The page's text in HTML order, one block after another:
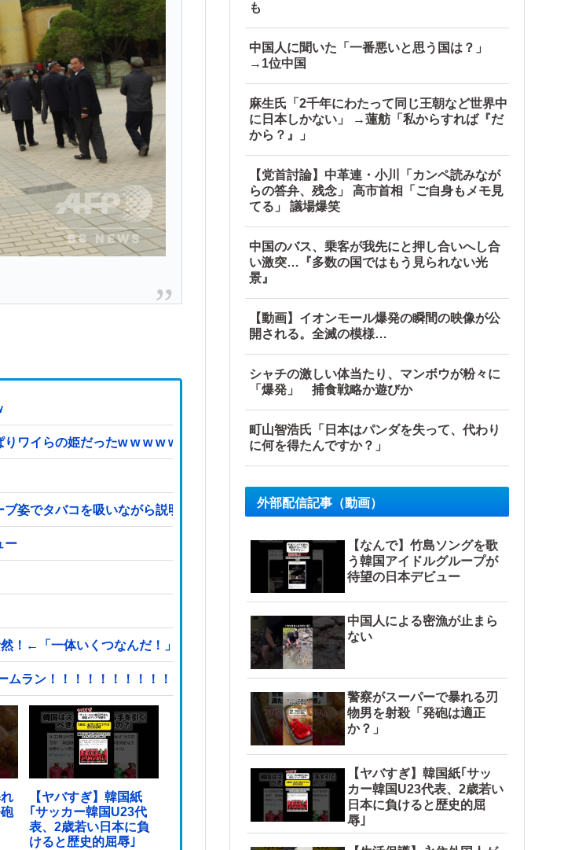
ワイらの姫だったw w w w w w w w w w
姿でタバコを吸いながら説明 県が聞き取りへ
ー
！←「一体いくつなんだ！」（海外の反応）
ムラン！！！！！！！！！！！！！！！他
【ヤバすぎ】韓国紙
｢サッカー韓国U23代
表、2歳若い日本に負
けると歴史的屈辱｣
も
中国人に聞いた「一番悪いと思う国は？」
→1位中国
麻生氏「2千年にわたって同じ王朝など世界中
に日本しかない」 →蓮舫「私からすれば『だ
から？』」
【党首討論】中革連・小川「カンペ読みなが
らの答弁、残念」 高市首相「ご自身もメモ見
てる」 議場爆笑
中国のバス、乗客が我先にと押し合いへし合
い激突…『多数の国ではもう見られない光
景』
【動画】イオンモール爆発の瞬間の映像が公
開される。全滅の模様…
シャチの激しい体当たり、マンボウが粉々に
「爆発」 捕食戦略か遊びか
町山智浩氏「日本はパンダを失って、代わり
に何を得たんですか？」
外部配信記事（動画）
【なんで】竹島ソングを歌
う韓国アイドルグループが
待望の日本デビュー
中国人による密漁が止まら
ない
警察がスーパーで暴れる刃
物男を射殺「発砲は適正
か？」
【ヤバすぎ】韓国紙｢サッ
カー韓国U23代表、2歳若い
日本に負けると歴史的屈
辱｣